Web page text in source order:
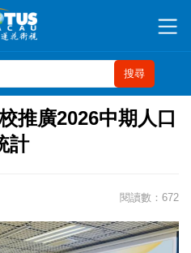
搜尋
推廣2026中期人口
計
閱讀數：672